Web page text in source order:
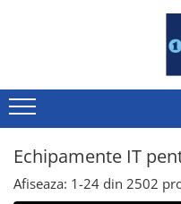
Laptop, Tablete & Telefoane
Laptop / Notebook
Notebook Consumer
Accesorii Laptop
Echipamente IT
Afiseaza: 1-24 din 2502